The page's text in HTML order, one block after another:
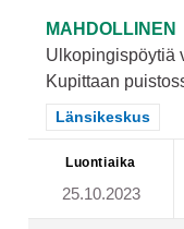
MAHDOLLINEN
Ulkopingispöytiä
Kupittaan
Rajaa tulokset
Länsikeskus
Luontiaika
25.10.2023